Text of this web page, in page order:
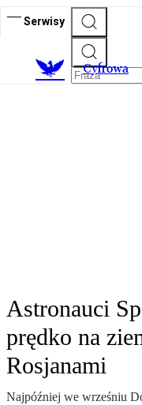
Serwisy
Cyfrowa
Astronauci
prędko na
Rosjanami
Najpóźniej we wrześniu